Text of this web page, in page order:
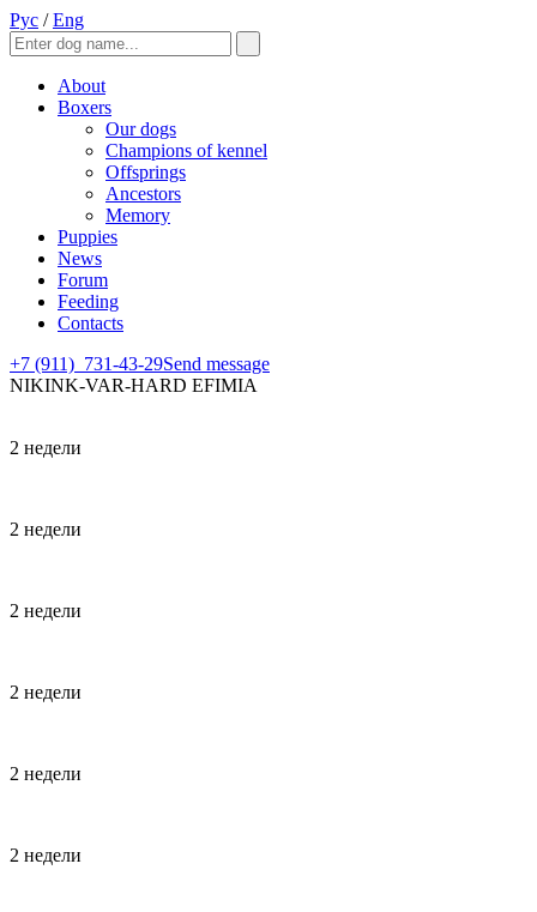
Рус /Eng
About
Boxers
Our dogs
Champions of kennel
Offsprings
Ancestors
Memory
Puppies
News
Forum
Feeding
Contacts
+7 (911) 731-43-29Send message
NIKINK-VAR-HARD EFIMIA
2 недели
2 недели
2 недели
2 недели
2 недели
2 недели